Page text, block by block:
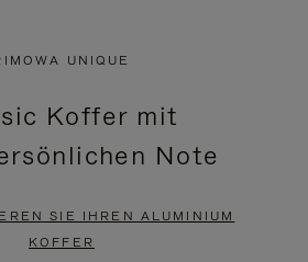
UNIQUE
Koffer mit
Note
SIE IHREN ALUMINIUM
KOFFER